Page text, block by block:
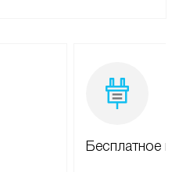
Бесплатное